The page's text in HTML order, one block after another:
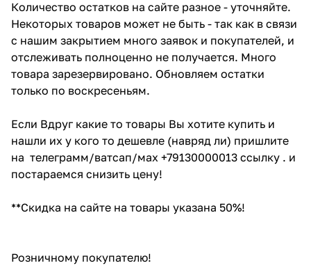
Количество остатков на сайте разное - уточняйте.
Некоторых товаров может не быть - так как в связи
с нашим закрытием много заявок и покупателей, и
отслеживать полноценно не получается. Много
товара зарезервировано. Обновляем остатки
только по воскресеньям.
Если Вдруг какие то товары Вы хотите купить и
нашли их у кого то дешевле (навряд ли) пришлите
на телеграмм/ватсап/мах +79130000013 ссылку . и
постараемся снизить цену!
**Скидка на сайте на товары указана 50%!
Розничному покупателю!